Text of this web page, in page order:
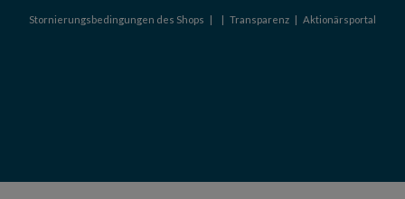
Stornierungsbedingungen des Shops | | Transparenz | Aktionärsportal